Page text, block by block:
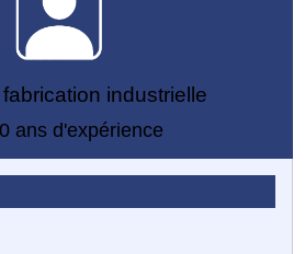
industrielle
ans d'expérience